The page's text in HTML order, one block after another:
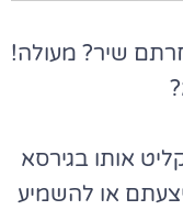
שיר? מעולה!
אותו בגירסא
או להשמיע